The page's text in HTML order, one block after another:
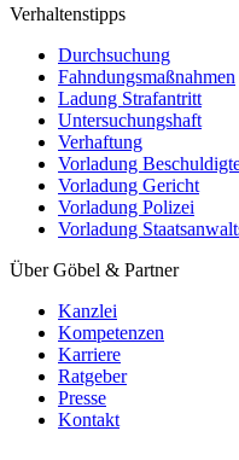
Durchsuchung
Fahndungsmaßnahmen
Ladung Strafantritt
Untersuchungshaft
Verhaftung
Vorladung Beschuldigter
Vorladung Gericht
Vorladung Polizei
Kanzlei
Kompetenzen
Karriere
Ratgeber
Presse